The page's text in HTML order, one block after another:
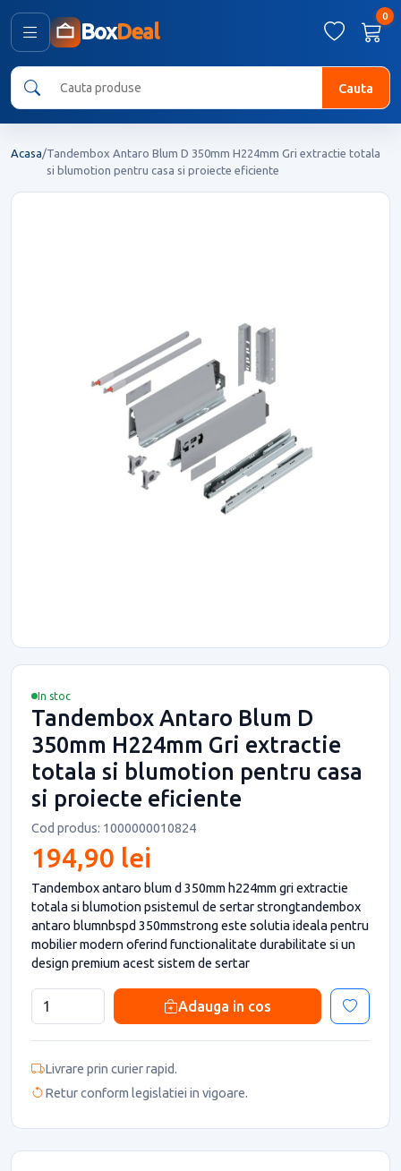
BoxDeal
0
Cauta
Acasa/Tandembox Antaro Blum D 350mm H224mm Gri extractie totala
si blumotion pentru casa si proiecte eficiente
In stoc
Tandembox Antaro Blum D
350mm H224mm Gri extractie
totala si blumotion pentru casa
si proiecte eficiente
Cod produs: 1000000010824
194,90 lei
Tandembox antaro blum d 350mm h224mm gri extractie
totala si blumotion psistemul de sertar strongtandembox
antaro blumnbspd 350mmstrong este solutia ideala pentru
mobilier modern oferind functionalitate durabilitate si un
design premium acest sistem de sertar
Adauga in cos
Livrare prin curier rapid.
Retur conform legislatiei in vigoare.